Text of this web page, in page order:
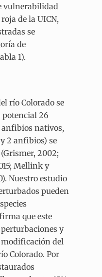
vulnerabilidad
de la UICN,
se
de
1).
río Colorado se
26
anfibios nativos,
2 anfibios) se
2002;
Mellink y
Nuestro estudio
pueden
que este
y
modificación del
Colorado. Por